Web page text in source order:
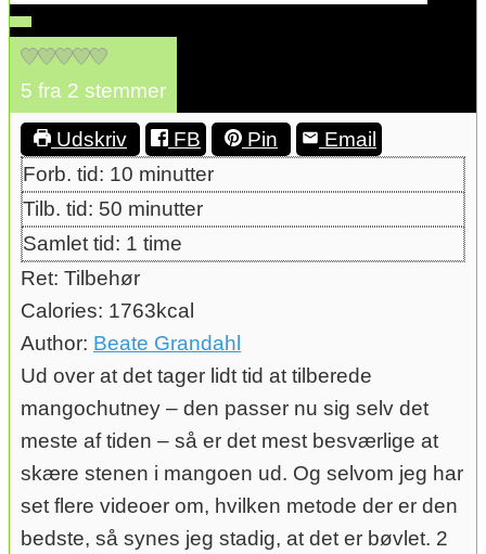
5 fra 2 stemmer
Udskriv FB Pin
Email
Forb. tid: 10 minutter
minutter
Tilb. tid: 50 minutter
minutter
Samlet tid: 1 time
time
Ret: Tilbehør
Calories: 1763kcal
Author: Beate Grandahl
Ud over at det tager lidt tid at tilberede
mangochutney – den passer nu sig selv det
meste af tiden – så er det mest besværlige at
skære stenen i mangoen ud. Og selvom jeg har
set flere videoer om, hvilken metode der er den
bedste, så synes jeg stadig, at det er bøvlet. 2